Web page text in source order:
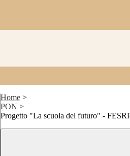
Home >
PON >
Progetto "La scuola del futuro" -